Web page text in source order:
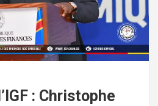
: Christophe